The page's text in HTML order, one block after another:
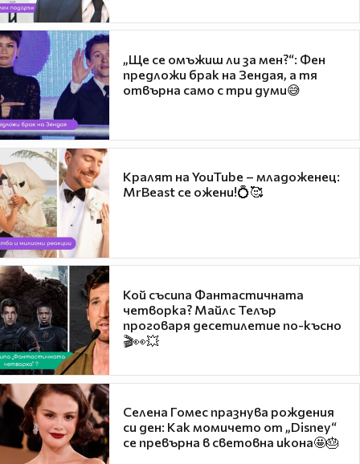
„Ще се омъжиш ли за мен?“: Фен
предложи брак на Зендая, а тя
отвърна само с три думи😅
Кралят на YouTube – младоженец:
MrBeast се ожени!💍🥰
Кой съсипа Фантастичната
четворка? Майлс Телър
проговаря десетилетие по-късно
🎬👀💥
Селена Гомес празнува рождения
си ден: Как момичето от „Disney“
се превърна в световна икона🤩🎂